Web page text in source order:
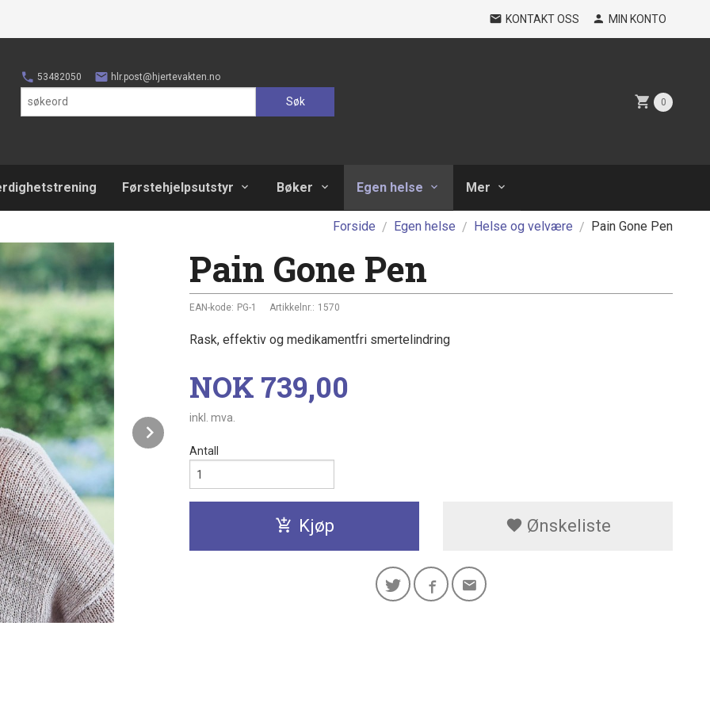
KONTAKT OSS MIN KONTO
53482050 hlr.post@hjertevakten.no
Søk 0
Førstehjelpsutstyr Bøker Egen helse Mer
Forside Egen helse Helse og velvære Pain Gone Pen
Pain Gone Pen
EAN-kode: PG-1 Artikkelnr.: 1570
Rask, effektiv og medikamentfri smertelindring
Pris
NOK 739,00
inkl. mva.
Antall
Kjøp Ønskeliste